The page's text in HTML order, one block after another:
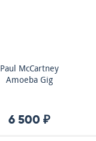
Paul McCartney
Amoeba Gig
6 500 ₽